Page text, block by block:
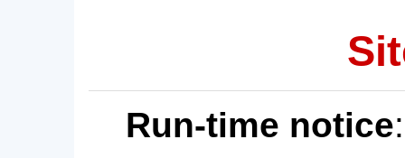
Run-time notice